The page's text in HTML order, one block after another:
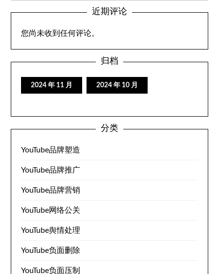
近期评论
您尚未收到任何评论。
归档
2024 年 11 月 2024 年 10 月
分类
YouTube品牌塑造
YouTube品牌推广
YouTube品牌营销
YouTube网络公关
YouTube舆情处理
YouTube负面删除
YouTube负面压制